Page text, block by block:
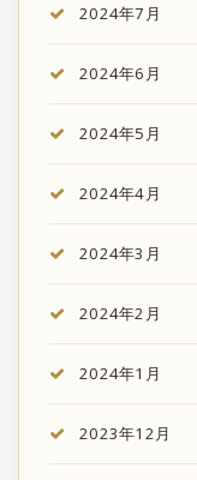
2024年7月
2024年6月
2024年5月
2024年4月
2024年3月
2024年2月
2024年1月
2023年12月